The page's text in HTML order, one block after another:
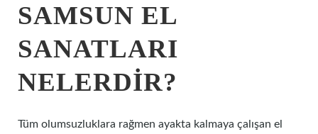
SAMSUN EL
SANATLARI
NELERDIR?
Tüm olumsuzluklara rağmen ayakta kalmaya çalışan el